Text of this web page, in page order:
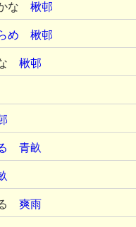
な 楸邨
め 楸邨
楸邨
青畝
爽雨